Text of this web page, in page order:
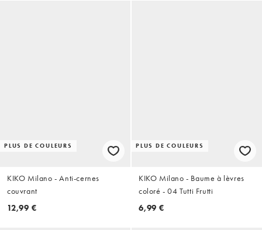
PLUS DE COULEURS
KIKO Milano - Anti-cernes
couvrant
12,99 €
PLUS DE COULEURS
KIKO Milano - Baume à lèvres
coloré - 04 Tutti Frutti
6,99 €